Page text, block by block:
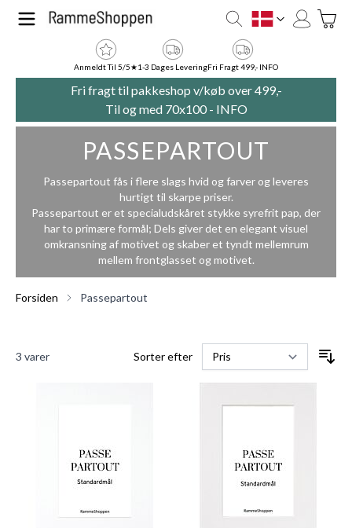
Skip to Content
DK
Anmeldt Til 5/5★1-3 Dages LeveringFri Fragt 499,- INFO
Fri fragt til pakkeshop v/køb over 499,-
Til og med 70x100 - INFO
PASSEPARTOUT
Passepartout fås i flere slags hvid og farver og leveres
hurtigt til skarpe priser.
Passepartout er et specialudskåret stykke syrefrit pap, der
har to primære formål; Dels giver det en elegant visuel
omkransning af motivet og skaber et tyndt mellemrum
mellem frontglasset og motivet.
Forsiden Passepartout
3 varer Sorter efter